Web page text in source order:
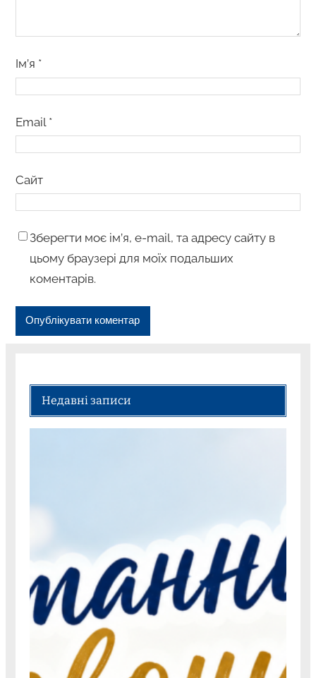
Ім’я *
Email *
Сайт
Зберегти моє ім’я, e-mail, та адресу сайту в
цьому браузері для моїх подальших
коментарів.
Недавні записи